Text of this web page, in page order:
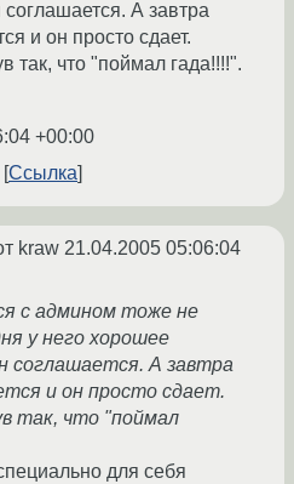
А завтра
и он просто сдает.
так, что "поймал гада!!!!".
+00:00
Ссылка
kraw 21.04.2005 05:06:04
с админом тоже не
у него хорошее
соглашается. А завтра
и он просто сдает.
так, что "поймал
для себя